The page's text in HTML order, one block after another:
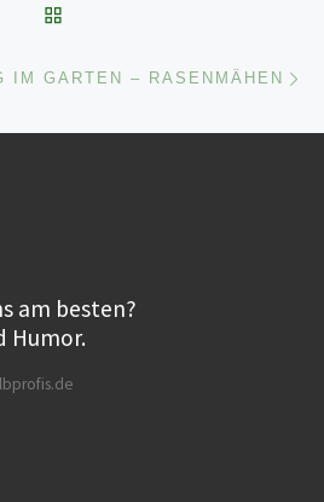
IM GARTEN – RASENMÄHEN
am besten?
Humor.